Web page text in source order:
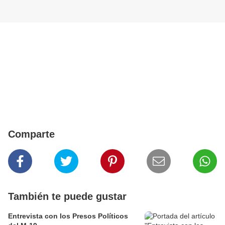
Comparte
También te puede gustar
Entrevista con los Presos Políticos